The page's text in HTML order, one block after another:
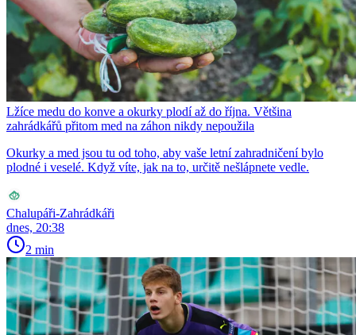
Lžíce medu do konve a okurky plodí až do října. Většina
zahrádkářů přitom med na záhon nikdy nepoužila
Okurky a med jsou tu od toho, aby vaše letní zahradničení bylo
plodné i veselé. Když víte, jak na to, určitě nešlápnete vedle.
Chalupáři-Zahrádkáři
dnes, 20:38
2 min